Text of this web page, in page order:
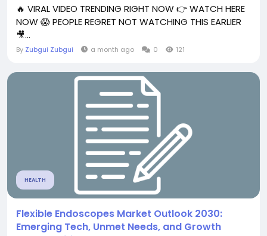
🔥 VIRAL VIDEO TRENDING RIGHT NOW 👉 WATCH HERE
NOW 😱 PEOPLE REGRET NOT WATCHING THIS EARLIER
🎥...
By Zubgui Zubgui a month ago 0 121
HEALTH
Flexible Endoscopes Market Outlook 2030:
Emerging Tech, Unmet Needs, and Growth